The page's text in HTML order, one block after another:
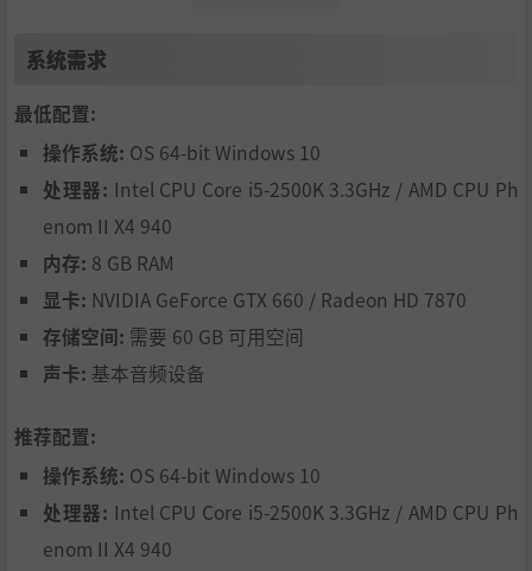
系统需求
最低配置:
操作系统: OS 64-bit Windows 10
处理器: Intel CPU Core i5-2500K 3.3GHz / AMD CPU Ph
enom II X4 940
内存: 8 GB RAM
显卡: NVIDIA GeForce GTX 660 / Radeon HD 7870
存储空间: 需要 60 GB 可用空间
声卡: 基本音频设备
推荐配置:
操作系统: OS 64-bit Windows 10
处理器: Intel CPU Core i5-2500K 3.3GHz / AMD CPU Ph
enom II X4 940